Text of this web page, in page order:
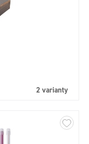
2 varianty